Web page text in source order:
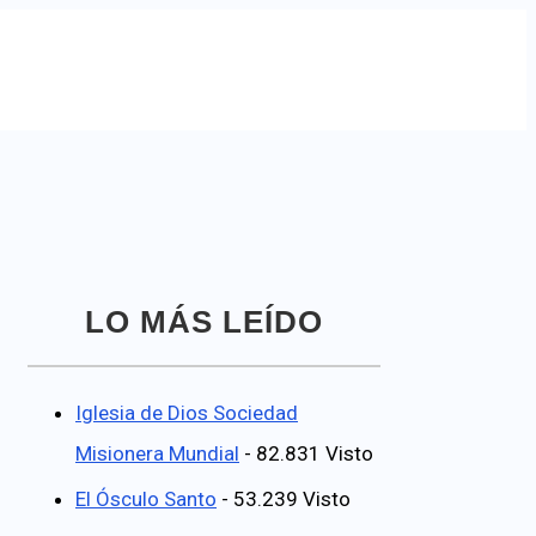
LO MÁS LEÍDO
Iglesia de Dios Sociedad
Misionera Mundial - 82.831 Visto
El Ósculo Santo - 53.239 Visto